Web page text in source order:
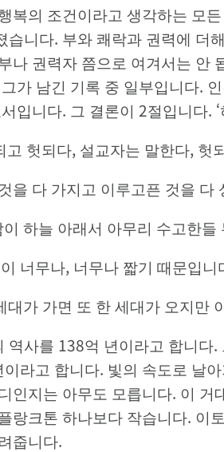
복의 조건이라고 생각하는 모
습니다. 부와 쾌락과 권력에 더
나 권력자 쯤으로 여겨서는 안
가 남긴 기록 중 일부입니다.
입니다. 그 결론이 2절입니다.
헛되다, 설교자는 말한다, 헛
을 다 가지고 이루고픈 것을
하늘 아래서 아무리 수고한들
너무나, 너무나 짧기 때문입
가 가면 또 한 세대가 오지만
역사를 138억 년이라고 합니
라고 합니다. 빛의 속도로 날
인지는 아무도 모릅니다. 이
랑크톤 하나보다 작습니다. 이
줍니다.